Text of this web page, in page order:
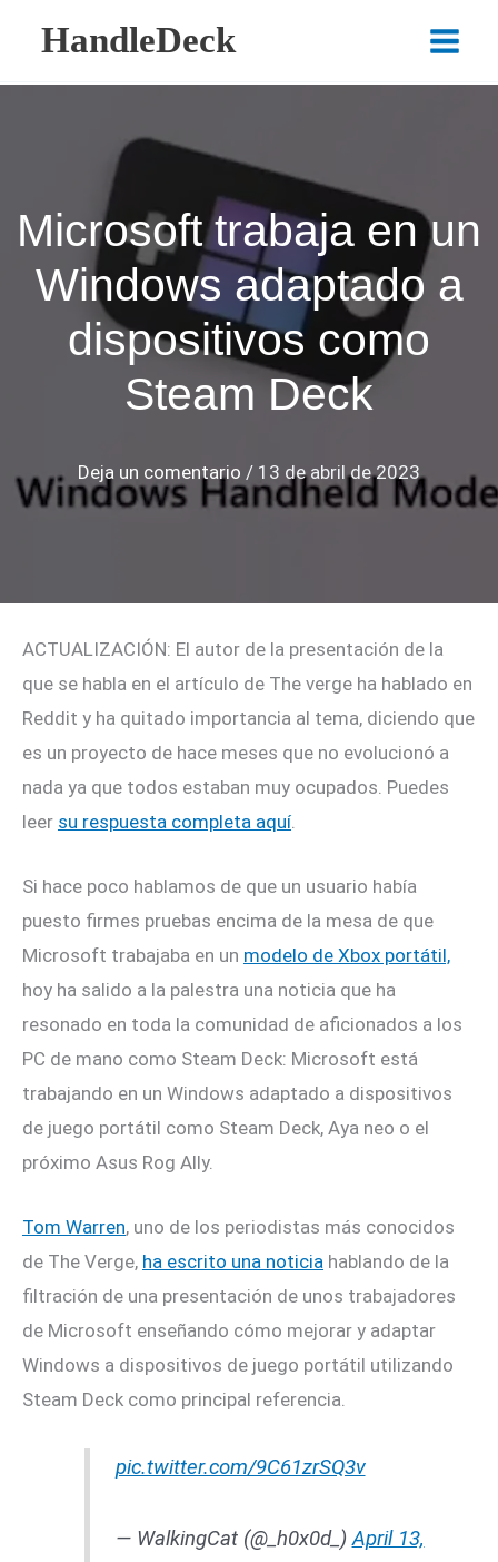
contenido
HandleDeck
Main
Microsoft trabaja en un
Windows adaptado a
dispositivos como
Steam Deck
Deja un comentario / 13 de abril de 2023
ACTUALIZACIÓN: El autor de la presentación de la
que se habla en el artículo de The verge ha hablado en
Reddit y ha quitado importancia al tema, diciendo que
es un proyecto de hace meses que no evolucionó a
nada ya que todos estaban muy ocupados. Puedes
leer su respuesta completa aquí
Si hace poco hablamos de que un usuario había
puesto firmes pruebas encima de la mesa de que
Microsoft trabajaba en un modelo de Xbox portátil,
hoy ha salido a la palestra una noticia que ha
resonado en toda la comunidad de aficionados a los
PC de mano como Steam Deck: Microsoft está
trabajando en un Windows adaptado a dispositivos
de juego portátil como Steam Deck, Aya neo o el
próximo Asus Rog Ally.
Tom Warren, uno de los periodistas más conocidos
de The Verge, ha escrito una noticia hablando de la
filtración de una presentación de unos trabajadores
de Microsoft enseñando cómo mejorar y adaptar
Windows a dispositivos de juego portátil utilizando
Steam Deck como principal referencia.
pic.twitter.com/9C61zrSQ3v
— WalkingCat (@_h0x0d_)April 13,